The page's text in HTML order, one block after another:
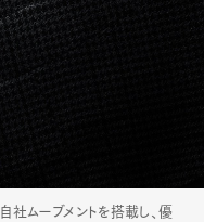
社ムーブメントを搭載し、優